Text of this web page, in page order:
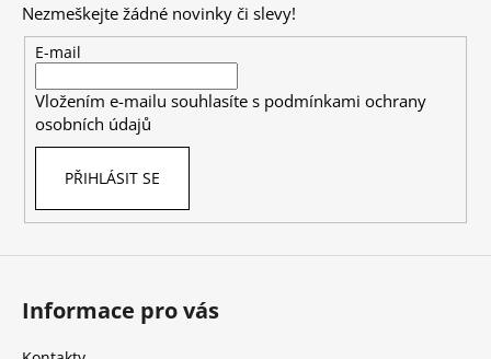
Nezmeškejte žádné novinky či slevy!
E-mail
Vložením e-mailu souhlasíte s podmínkami ochrany
osobních údajů
PŘIHLÁSIT SE
Informace pro vás